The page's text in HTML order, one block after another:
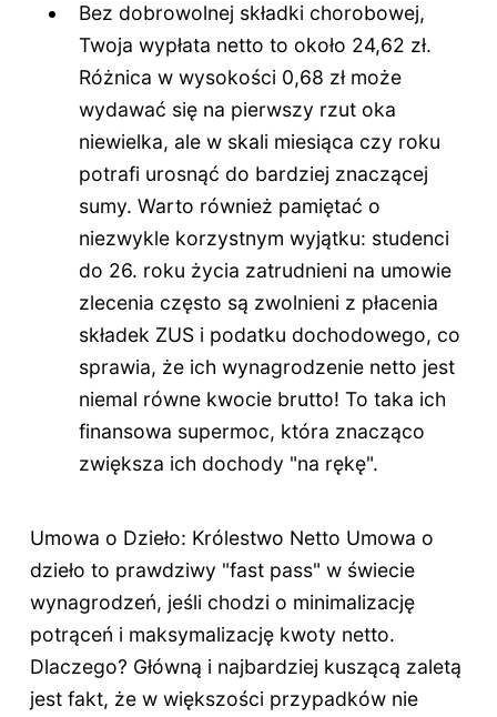
Bez dobrowolnej składki chorobowej,
Twoja wypłata netto to około 24,62 zł.
Różnica w wysokości 0,68 zł może
wydawać się na pierwszy rzut oka
niewielka, ale w skali miesiąca czy roku
potrafi urosnąć do bardziej znaczącej
sumy. Warto również pamiętać o
niezwykle korzystnym wyjątku: studenci
do 26. roku życia zatrudnieni na umowie
zlecenia często są zwolnieni z płacenia
składek ZUS i podatku dochodowego, co
sprawia, że ich wynagrodzenie netto jest
niemal równe kwocie brutto! To taka ich
finansowa supermoc, która znacząco
zwiększa ich dochody "na rękę".
Umowa o Dzieło: Królestwo Netto Umowa o
dzieło to prawdziwy "fast pass" w świecie
wynagrodzeń, jeśli chodzi o minimalizację
potrąceń i maksymalizację kwoty netto.
Dlaczego? Główną i najbardziej kuszącą zaletą
jest fakt, że w większości przypadków nie